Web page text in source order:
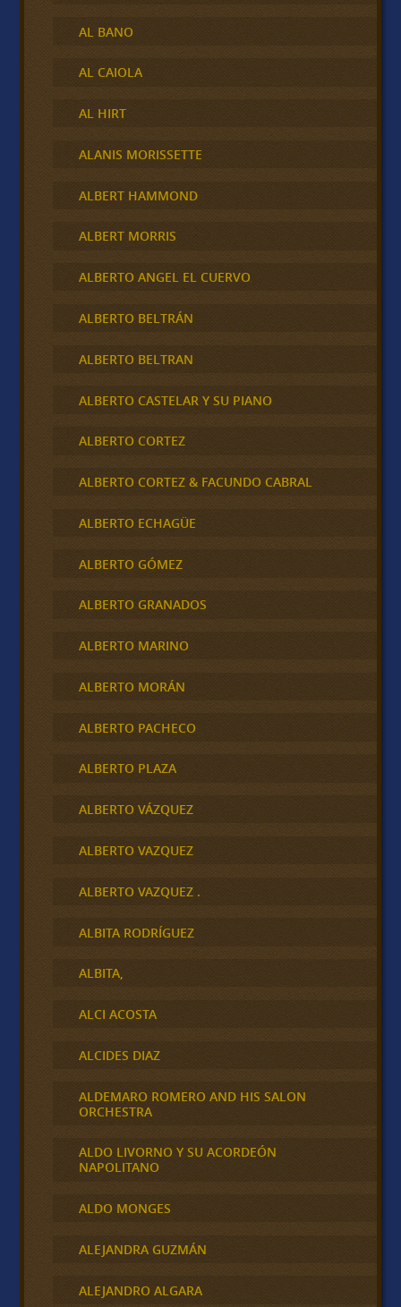
AL BANO
AL CAIOLA
AL HIRT
ALANIS MORISSETTE
ALBERT HAMMOND
ALBERT MORRIS
ALBERTO ANGEL EL CUERVO
ALBERTO BELTRÁN
ALBERTO BELTRAN
ALBERTO CASTELAR Y SU PIANO
ALBERTO CORTEZ
ALBERTO CORTEZ & FACUNDO CABRAL
ALBERTO ECHAGÜE
ALBERTO GÓMEZ
ALBERTO GRANADOS
ALBERTO MARINO
ALBERTO MORÁN
ALBERTO PACHECO
ALBERTO PLAZA
ALBERTO VÁZQUEZ
ALBERTO VAZQUEZ
ALBERTO VAZQUEZ .
ALBITA RODRÍGUEZ
ALBITA,
ALCI ACOSTA
ALCIDES DIAZ
ALDEMARO ROMERO AND HIS SALON
ORCHESTRA
ALDO LIVORNO Y SU ACORDEÓN
NAPOLITANO
ALDO MONGES
ALEJANDRA GUZMÁN
ALEJANDRO ALGARA